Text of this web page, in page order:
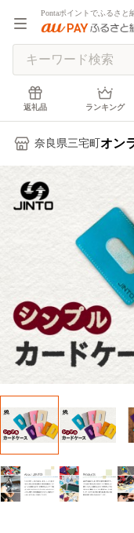
Pontaポイントでふるさと
返礼品 ランキング
奈良県三宅町 オン